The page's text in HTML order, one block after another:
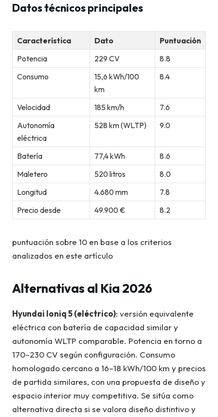
Datos técnicos principales
Característica Dato
Puntuación
Potencia
229 CV
8.8
Consumo
15,6 kWh/100
km
8.4
Velocidad 185 km/h
7.6
Autonomía
eléctrica
528 km (WLTP) 9.0
Batería 77,4 kWh
8.6
Maletero
520 litros
8.0
Longitud
4.680 mm
7.8
Precio desde
49.900 € 8.2
puntuación sobre 10 en base a los criterios
analizados en este artículo
Alternativas al Kia 2026
Hyundai Ioniq 5 (eléctrico): versión equivalente
eléctrica con batería de capacidad similar y
autonomía WLTP comparable. Potencia en torno a
170–230 CV según configuración. Consumo
homologado cercano a 16–18 kWh/100 km y precios
de partida similares, con una propuesta de diseño y
espacio interior muy competitiva. Se sitúa como
alternativa directa si se valora diseño distintivo y